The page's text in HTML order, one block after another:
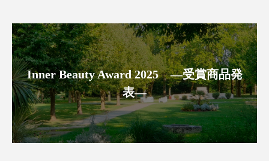
サプリ サロンクレンジング サロン戦略
サロン経営 サロン連略 シャネル
スカルプ クレンジング 頻度 スカルプケア
スキンケア スキンケア 習慣
Inner Beauty Award 2025 ―受賞商品発
表―